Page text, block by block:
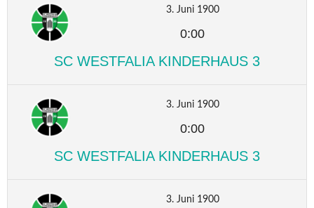
3. Juni 1900
0:00
SC WESTFALIA KINDERHAUS 3
3. Juni 1900
0:00
SC WESTFALIA KINDERHAUS 3
3. Juni 1900